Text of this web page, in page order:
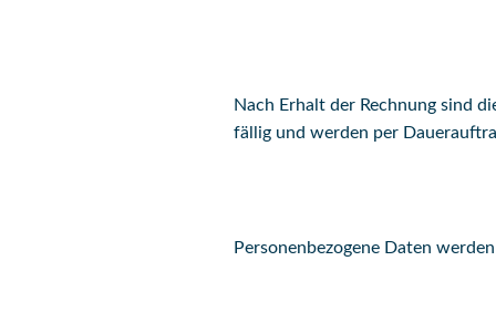
Nach Erhalt der Rechnung sind
fällig und werden per
Personenbezogene Daten